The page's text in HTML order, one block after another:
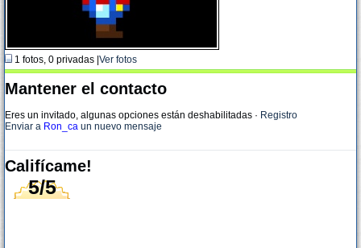
1 fotos, 0 privadas | Ver fotos
Mantener el contacto
Eres un invitado, algunas opciones están deshabilitadas · Registro
Enviar a Ron_ca un nuevo mensaje
Califícame!
5/5